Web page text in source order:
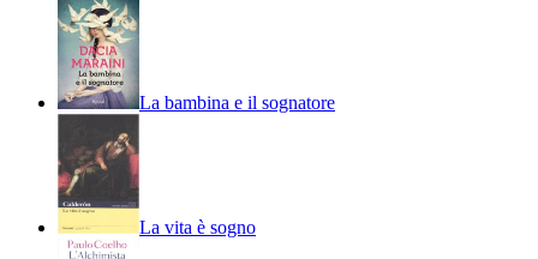
La bambina e il sognatore
La vita è sogno